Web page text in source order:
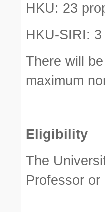
HKU: 23
HKU-SIRI:
There will
maximum
Eligibility
The
Professor